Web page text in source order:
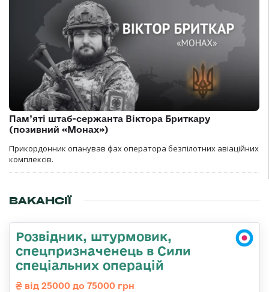
Пам’яті штаб-сержанта Віктора Бриткару
(позивний «Монах»)
Прикордонник опанував фах оператора безпілотних авіаційних
комплексів.
ВАКАНСІЇ
Розвідник, штурмовик,
спецпризначенець в Сили
спеціальних операцій
від 25000 до 75000 грн